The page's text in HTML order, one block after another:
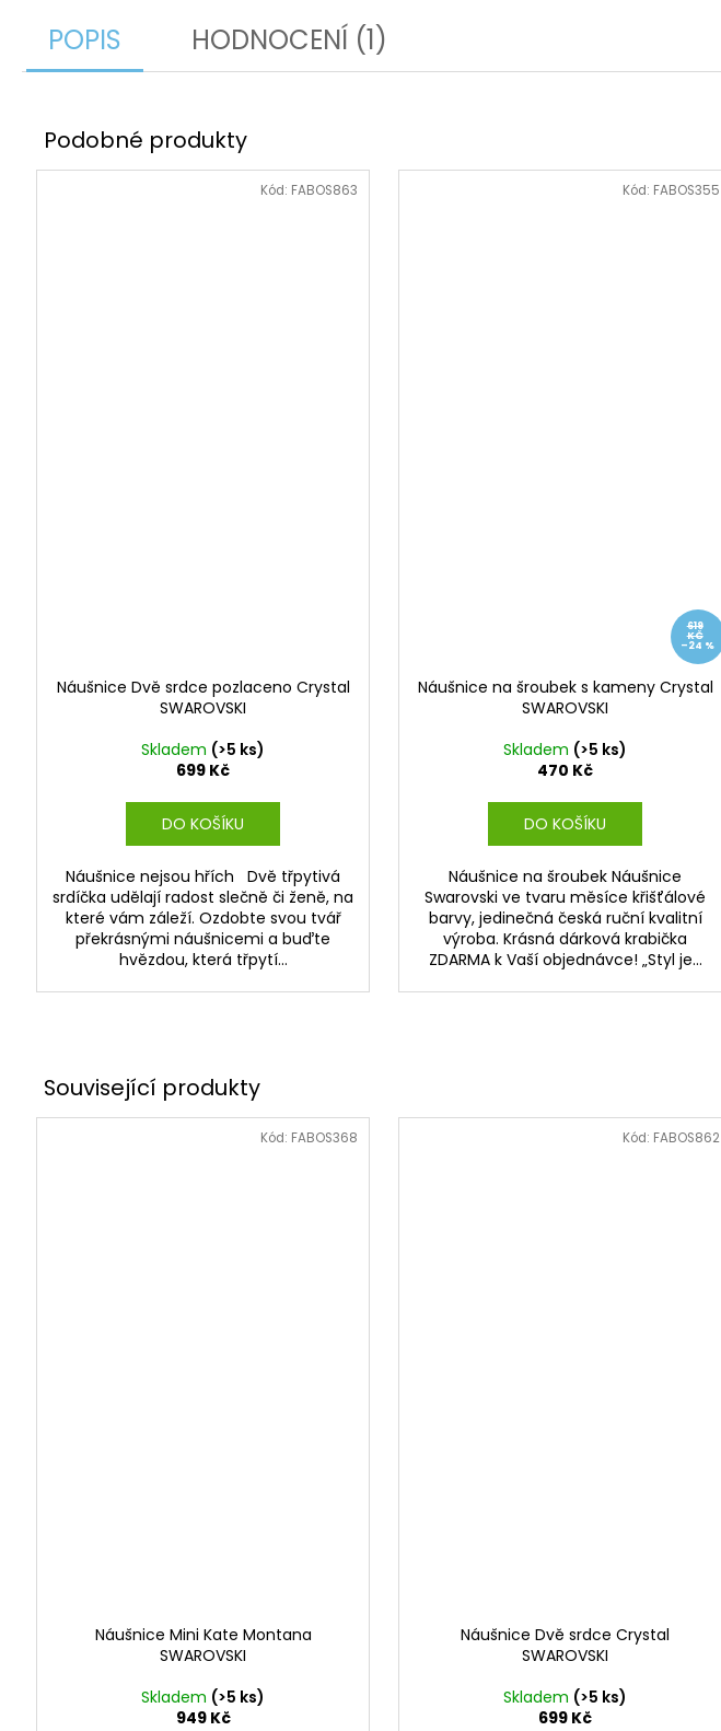
POPIS HODNOCENÍ (1)
Náušnice Dvě srdce pozlaceno Crystal
SWAROVSKI
Skladem (>5 ks)
699 Kč
DO KOŠÍKU
Náušnice nejsou hřích Dvě třpytivá
srdíčka udělají radost slečně či ženě, na
které vám záleží. Ozdobte svou tvář
překrásnými náušnicemi a buďte
hvězdou, která třpytí...
Kód: FABOS863
619
KČ
–24 %
Náušnice na šroubek s kameny Crystal
SWAROVSKI
Skladem (>5 ks)
470 Kč
DO KOŠÍKU
Náušnice na šroubek Náušnice
Swarovski ve tvaru měsíce křišťálové
barvy, jedinečná česká ruční kvalitní
výroba. Krásná dárková krabička
ZDARMA k Vaší objednávce! „Styl je...
Kód: FABOS355
Náušnice Mini Kate Montana
SWAROVSKI
Skladem (>5 ks)
949 Kč
Kód: FABOS368
Náušnice Dvě srdce Crystal
SWAROVSKI
Skladem (>5 ks)
699 Kč
Kód: FABOS862